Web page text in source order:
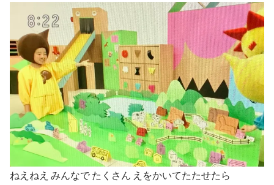
ねえねえ みんなで たくさん えをかいてたたせたら